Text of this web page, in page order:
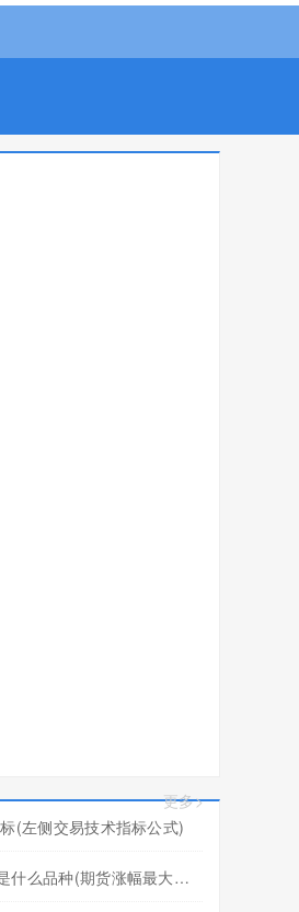
更多>
(左侧交易技术指标公式)
期货上涨最快的是什么品种(期货涨幅最大的产品)